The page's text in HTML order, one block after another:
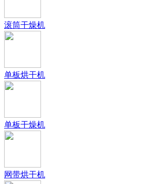
滚筒干燥机
单板烘干机
单板干燥机
网带烘干机